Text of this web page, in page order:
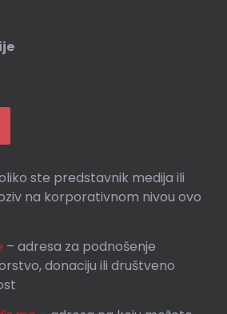
ste predstavnik medija ili
na korporativnom nivou ovo
–adresa za podnošenje
donaciju ili društveno